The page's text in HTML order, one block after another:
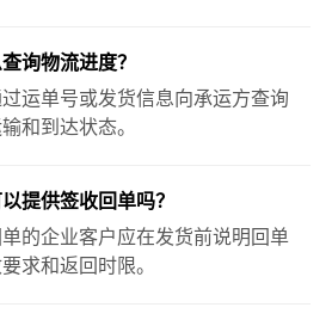
询物流进度？
运单号或发货信息向承运方查询
和到达状态。
提供签收回单吗？
的企业客户应在发货前说明回单
求和返回时限。